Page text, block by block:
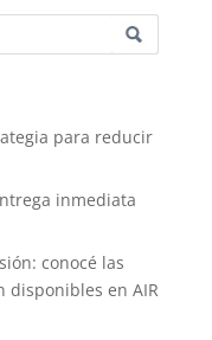
para reducir
inmediata
conocé las
disponibles en AIR